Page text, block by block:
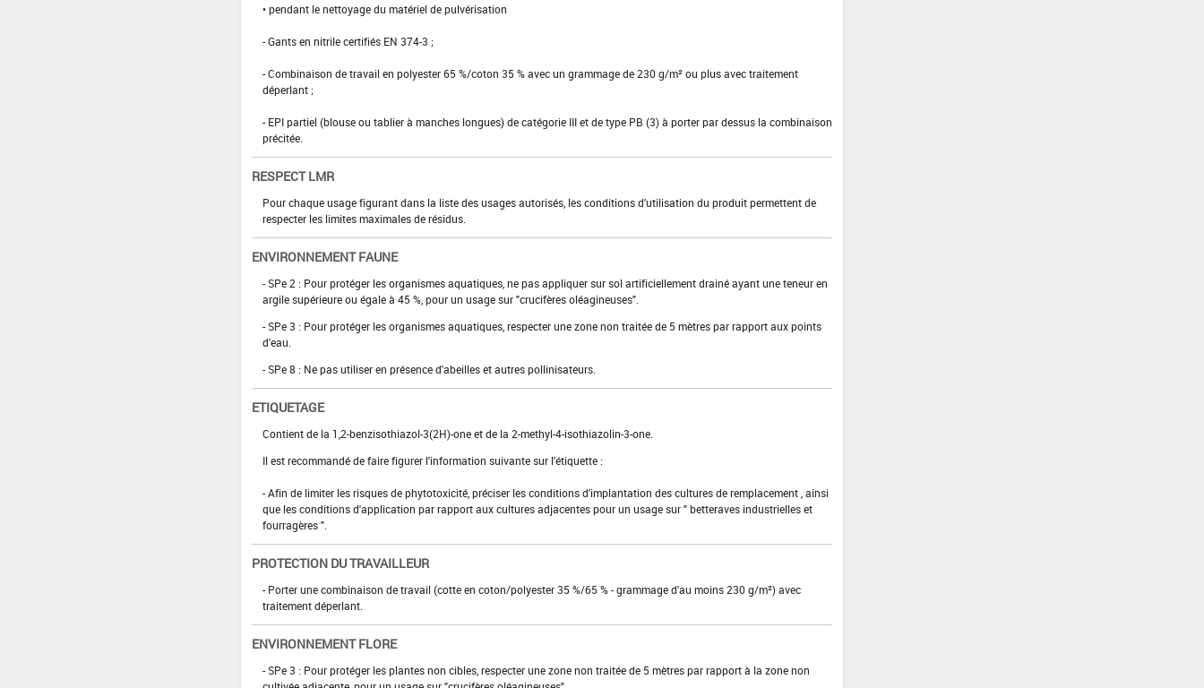
• pendant le nettoyage du matériel de pulvérisation
- Gants en nitrile certifiés EN 374-3 ;
- Combinaison de travail en polyester 65 %/coton 35 % avec un grammage de 230 g/m² ou plus avec traitement
déperlant ;
- EPI partiel (blouse ou tablier à manches longues) de catégorie III et de type PB (3) à porter par dessus la combinaison
précitée.
RESPECT LMR
Pour chaque usage figurant dans la liste des usages autorisés, les conditions d'utilisation du produit permettent de
respecter les limites maximales de résidus.
ENVIRONNEMENT FAUNE
- SPe 2 : Pour protéger les organismes aquatiques, ne pas appliquer sur sol artificiellement drainé ayant une teneur en
argile supérieure ou égale à 45 %, pour un usage sur "crucifères oléagineuses".
- SPe 3 : Pour protéger les organismes aquatiques, respecter une zone non traitée de 5 mètres par rapport aux points
d'eau.
- SPe 8 : Ne pas utiliser en présence d'abeilles et autres pollinisateurs.
ETIQUETAGE
Contient de la 1,2-benzisothiazol-3(2H)-one et de la 2-methyl-4-isothiazolin-3-one.
Il est recommandé de faire figurer l'information suivante sur l'étiquette :
- ­Afin de limiter les risques de phytotoxicité, préciser les conditions d'implantation des cultures de remplacement , ainsi
que les conditions d'application par rapport aux cultures adjacentes pour un usage sur " betteraves industrielles et
fourragères ".
PROTECTION DU TRAVAILLEUR
- Porter une combinaison de travail (cotte en coton/polyester 35 %/65 % - grammage d'au moins 230 g/m²) avec
traitement déperlant.
ENVIRONNEMENT FLORE
- SPe 3 : Pour protéger les plantes non cibles, respecter une zone non traitée de 5 mètres par rapport à la zone non